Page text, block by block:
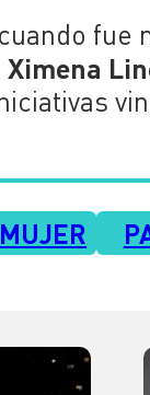
fue
Ximena